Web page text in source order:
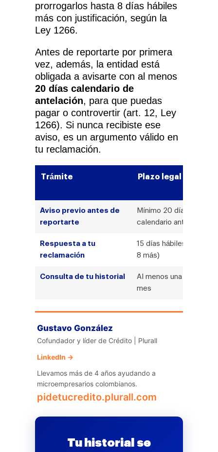
prorrogarlos hasta 8 días hábiles
más con justificación, según la
Ley 1266.
Antes de reportarte por primera
vez, además, la entidad está
obligada a avisarte con al menos
20 días calendario de
antelación, para que puedas
pagar o controvertir (art. 12, Ley
1266). Si nunca recibiste ese
aviso, es un argumento válido en
tu reclamación.
Trámite Plazo legal
Aviso previo antes de
reportarte
Mínimo 20 días
calendario antes
Respuesta a tu
reclamación
15 días hábiles (+ hasta
8 más)
Consulta de tu historial
Al menos una vez al
mes
Gustavo González
Cofundador y líder de Crédito | Plurall
LinkedIn →
Llevamos más de 4 años ayudando a
microempresarios colombianos.
pidetucredito.plurall.com
Tu historial se